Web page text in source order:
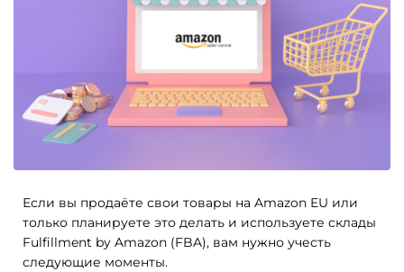
Если вы продаёте свои товары на Amazon EU или
только планируете это делать и используете склады
Fulfillment by Amazon (FBA), вам нужно учесть
следующие моменты.